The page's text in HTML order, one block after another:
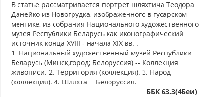
В статье рассматривается портрет шляхтича Теодора
Данейко из Новогрудка, изображенного в гусарском
ментике, из собрания Национального художественного
музея Республики Беларусь как иконографический
источник конца XVIII - начала XIX вв. .
1. Национальный художественный музей Республики
Беларусь (Минск,город; Белоруссия) -- Коллекция
живописи. 2. Территория (коллекция). 3. Народ
(коллекция). 4. Шляхта -- Белоруссия.
ББК 63.3(4Беи)